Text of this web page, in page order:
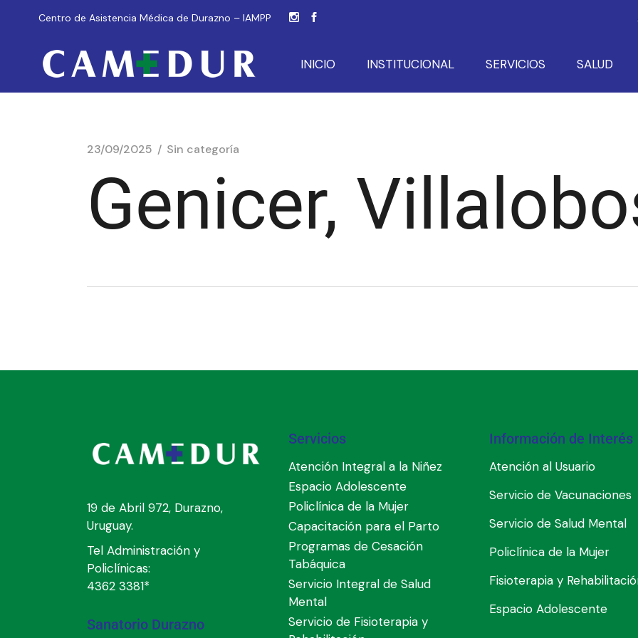
Centro de Asistencia Médica de Durazno – IAMPP
INICIO INSTITUCIONAL SERVICIOS SALUD
23/09/2025 Sin categoría
Genicer,
19 de Abril 972, Durazno,
Uruguay.
Tel Administración y
Policlínicas:
4362 3381*
Sanatorio Durazno
Servicios
Atención Integral a la Niñez
Espacio Adolescente
Policlínica de la Mujer
Capacitación para el Parto
Programas de Cesación
Tabáquica
Servicio Integral de Salud
Mental
Servicio de Fisioterapia y
Información de Interés
Atención al Usuario
Servicio de Vacunaciones
Servicio de Salud Mental
Policlínica de la Mujer
Fisioterapia y
Espacio Adolescente